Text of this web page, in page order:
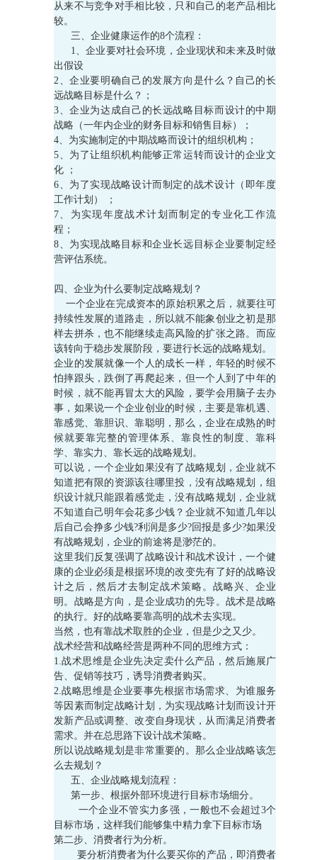
从来不与竞争对手相比较，只和自己的老产品相比
较。
三、企业健康运作的8个流程：
1、企业要对社会环境，企业现状和未来及时做
出假设
2、企业要明确自己的发展方向是什么？自己的长
远战略目标是什么？；
3、企业为达成自己的长远战略目标而设计的中期
战略（一年内企业的财务目标和销售目标）；
4、为实施制定的中期战略而设计的组织机构；
5、为了让组织机构能够正常运转而设计的企业文
化 ；
6、为了实现战略设计而制定的战术设计（即年度
工作计划） ；
7、为实现年度战术计划而制定的专业化工作流
程；
8、为实现战略目标和企业长远目标企业要制定经
营评估系统。
四、企业为什么要制定战略规划？
一个企业在完成资本的原始积累之后，就要往可
持续性发展的道路走，所以就不能象创业之初是那
样去拼杀，也不能继续走高风险的扩张之路。而应
该转向于稳步发展阶段，要进行长远的战略规划。
企业的发展就像一个人的成长一样，年轻的时候不
怕摔跟头，跌倒了再爬起来，但一个人到了中年的
时候，就不能再冒太大的风险，要学会用脑子去办
事，如果说一个企业创业的时候，主要是靠机遇、
靠感觉、靠胆识、靠聪明，那么，企业在成熟的时
候就要靠完整的管理体系、靠良性的制度、靠科
学、靠实力、靠长远的战略规划。
可以说，一个企业如果没有了战略规划，企业就不
知道把有限的资源该往哪里投，没有战略规划，组
织设计就只能跟着感觉走，没有战略规划，企业就
不知道自己明年会花多少钱？企业就不知道几年以
后自己会挣多少钱?利润是多少?回报是多少?如果没
有战略规划，企业的前途将是渺茫的。
这里我们反复强调了战略设计和战术设计，一个健
康的企业必须是根据环境的改变先有了好的战略设
计之后，然后才去制定战术策略。战略兴、企业
明。战略是方向，是企业成功的先导。战术是战略
的执行。好的战略要靠高明的战术去实现。
当然，也有靠战术取胜的企业，但是少之又少。
战术经营和战略经营是两种不同的思维方式：
1.战术思维是企业先决定卖什么产品，然后施展广
告、促销等技巧，诱导消费者购买。
2.战略思维是企业要事先根据市场需求、为谁服务
等因素而制定战略计划，为实现战略计划而设计开
发新产品或调整、改变自身现状，从而满足消费者
需求。并在总思路下设计战术策略。
所以说战略规划是非常重要的。那么企业战略该怎
么去规划？
五、企业战略规划流程：
第一步、根据外部环境进行目标市场细分。
一个企业不管实力多强，一般也不会超过3个
目标市场，这样我们能够集中精力拿下目标市场
第二步、消费者行为分析。
要分析消费者为什么要买你的产品，即消费者